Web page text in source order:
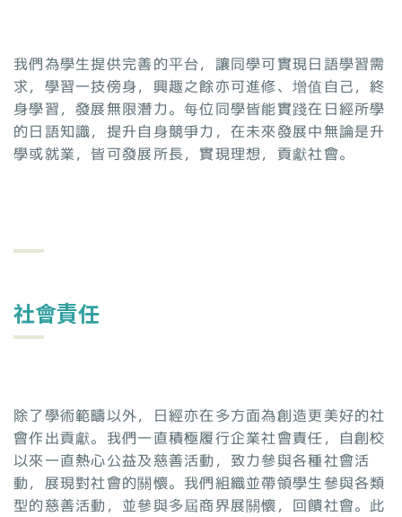
我們為學生提供完善的平台，讓同學可實現日語學習需
求，學習一技傍身，興趣之餘亦可進修、增值自己，終
身學習，發展無限潛力。每位同學皆能實踐在日經所學
的日語知識，提升自身競爭力，在未來發展中無論是升
學或就業，皆可發展所長，實現理想，貢獻社會。
社會責任
除了學術範疇以外，日經亦在多方面為創造更美好的社
會作出貢獻。我們一直積極履行企業社會責任，自創校
以來一直熱心公益及慈善活動，致力參與各種社會活
動，展現對社會的關懷。我們組織並帶領學生參與各類
型的慈善活動，並參與多屆商界展關懷，回饋社會。此